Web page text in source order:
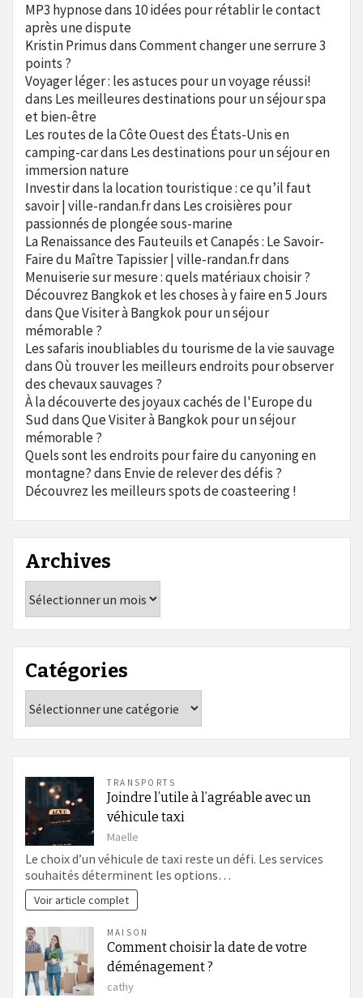
MP3 hypnosedans 10 idées pour rétablir le contact
après une dispute
Kristin PrimusdansComment changer une serrure 3
points ?
Voyager léger : les astuces pour un voyage réussi!
dans Les meilleures destinations pour un séjour spa
et bien-être
Les routes de la Côte Ouest des États-Unis en
camping-cardans Les destinations pour un séjour en
immersion nature
Investir dans la location touristique : ce qu’il faut
savoir | ville-randan.frdans Les croisières pour
passionnés de plongée sous-marine
La Renaissance des Fauteuils et Canapés : Le Savoir-
Faire du Maître Tapissier | ville-randan.frdans
Menuiserie sur mesure : quels matériaux choisir ?
Découvrez Bangkok et les choses à y faire en 5 Jours
dansQue Visiter à Bangkok pour un séjour
mémorable ?
Les safaris inoubliables du tourisme de la vie sauvage
dansOù trouver les meilleurs endroits pour observer
des chevaux sauvages ?
À la découverte des joyaux cachés de l'Europe du
SuddansQue Visiter à Bangkok pour un séjour
mémorable ?
Quels sont les endroits pour faire du canyoning en
montagne?dans Envie de relever des défis ?
Découvrez les meilleurs spots de coasteering !
Archives
Catégories
TRANSPORTS
Joindre l’utile à l’agréable avec un
véhicule taxi
Maelle
Le choix d’un véhicule de taxi reste un défi. Les services
souhaités déterminent les options…
Voir article complet
MAISON
Comment choisir la date de votre
déménagement ?
cathy